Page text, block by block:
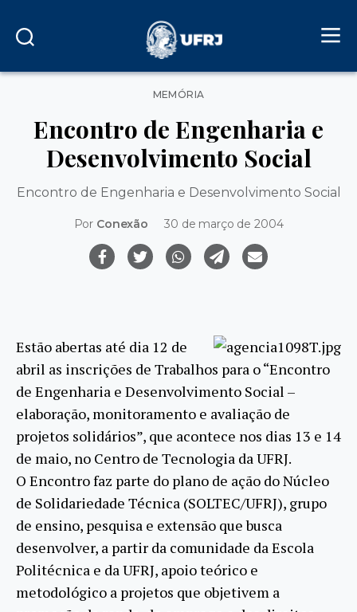
Categorias
MEMÓRIA
Encontro de Engenharia e
Desenvolvimento Social
Encontro de Engenharia e Desenvolvimento Social
Por Conexão 30 de março de 2004
Estão abertas até dia 12 de
abril as inscrições de Trabalhos para o “Encontro
de Engenharia e Desenvolvimento Social –
elaboração, monitoramento e avaliação de
projetos solidários”, que acontece nos dias 13 e 14
de maio, no Centro de Tecnologia da UFRJ.
O Encontro faz parte do plano de ação do Núcleo
de Solidariedade Técnica (SOLTEC/UFRJ), grupo
de ensino, pesquisa e extensão que busca
desenvolver, a partir da comunidade da Escola
Politécnica e da UFRJ, apoio teórico e
metodológico a projetos que objetivem a